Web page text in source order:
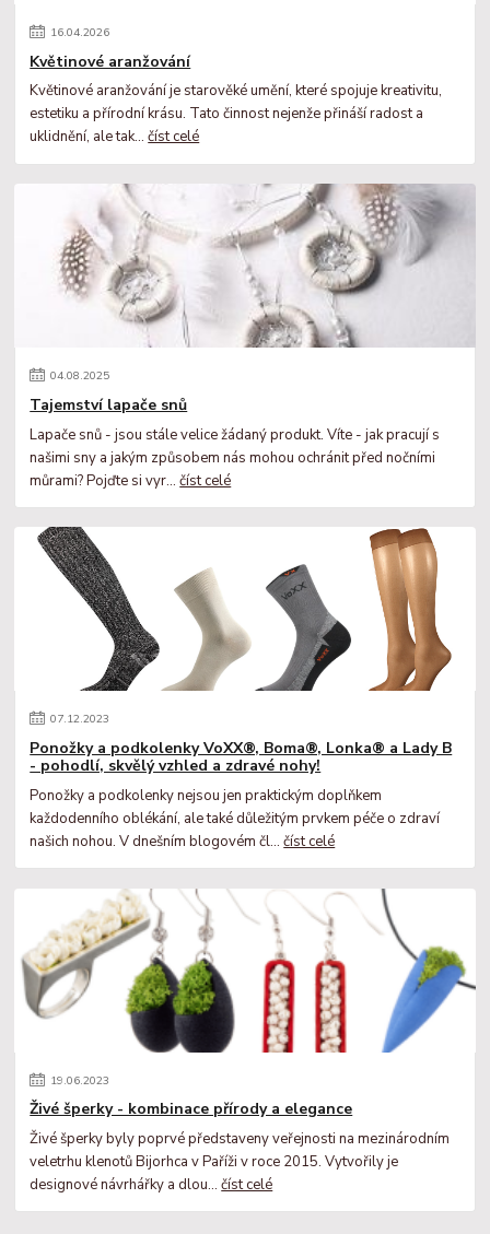
16.04.2026
Květinové aranžování
Květinové aranžování je starověké umění, které spojuje kreativitu,
estetiku a přírodní krásu. Tato činnost nejenže přináší radost a
uklidnění, ale tak...číst celé
04.08.2025
Tajemství lapače snů
Lapače snů - jsou stále velice žádaný produkt. Víte - jak pracují s
našimi sny a jakým způsobem nás mohou ochránit před nočními
můrami? Pojďte si vyr...číst celé
07.12.2023
Ponožky a podkolenky VoXX®, Boma®, Lonka® a Lady B
- pohodlí, skvělý vzhled a zdravé nohy!
Ponožky a podkolenky nejsou jen praktickým doplňkem
každodenního oblékání, ale také důležitým prvkem péče o zdraví
našich nohou. V dnešním blogovém čl...číst celé
19.06.2023
Živé šperky - kombinace přírody a elegance
Živé šperky byly poprvé představeny veřejnosti na mezinárodním
veletrhu klenotů Bijorhca v Paříži v roce 2015. Vytvořily je
designové návrhářky a dlou...číst celé